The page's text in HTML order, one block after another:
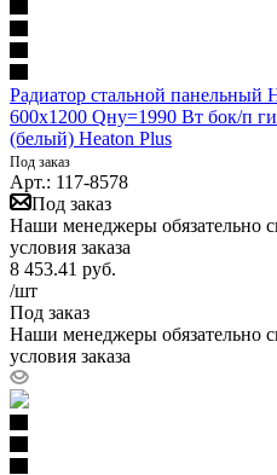
Радиатор стальной панельный
600х1200 Qну=1990 Вт бок/п
(белый) Heaton Plus
Под заказ
Арт.: 117-8578
Под заказ
Наши менеджеры обязательно
условия заказа
8 453.41 руб.
/шт
Под заказ
Наши менеджеры обязательно
условия заказа